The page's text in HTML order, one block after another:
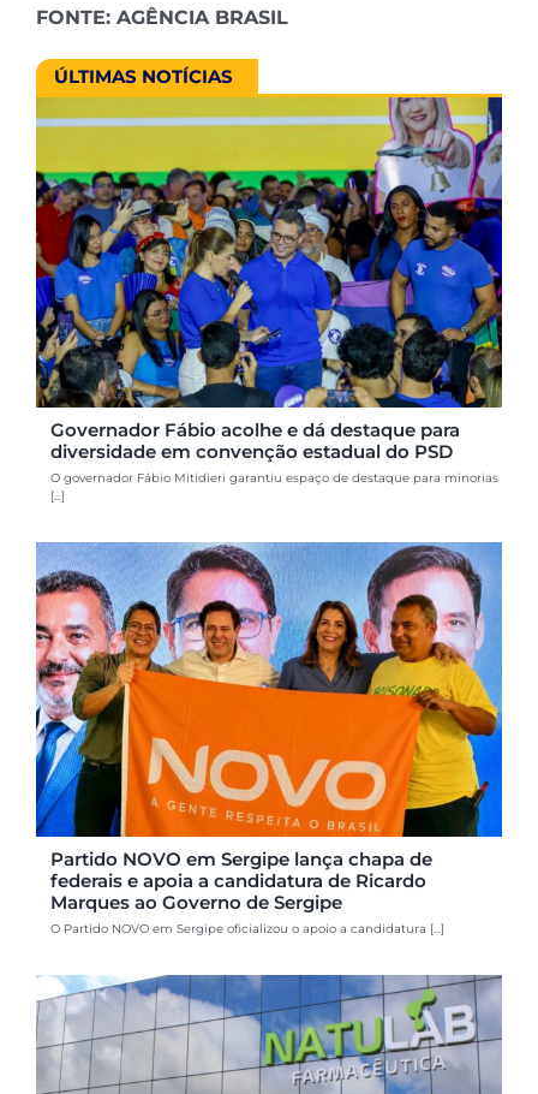
FONTE: AGÊNCIA BRASIL
ÚLTIMAS NOTÍCIAS
Governador Fábio acolhe e dá destaque para
diversidade em convenção estadual do PSD
O governador Fábio Mitidieri garantiu espaço de destaque para minorias
[...]
Partido NOVO em Sergipe lança chapa de
federais e apoia a candidatura de Ricardo
Marques ao Governo de Sergipe
O Partido NOVO em Sergipe oficializou o apoio a candidatura [...]